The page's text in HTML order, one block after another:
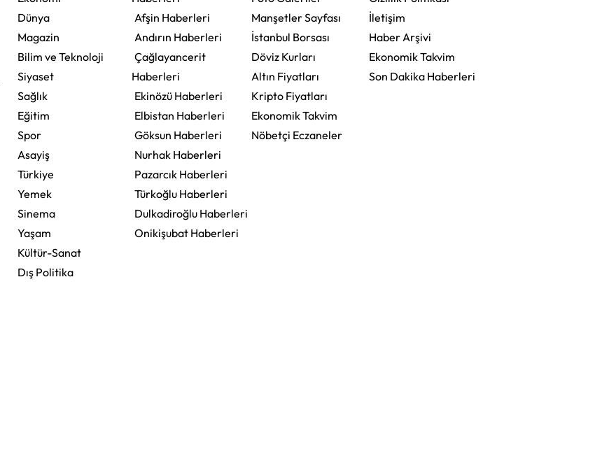
Dünya
Magazin
Bilim ve Teknoloji
Siyaset
Sağlık
Eğitim
Spor
Asayiş
Türkiye
Yemek
Sinema
Yaşam
Kültür-Sanat
Dış Politika
Afşin Haberleri
Andırın Haberleri
Çağlayancerit
Haberleri
Ekinözü Haberleri
Elbistan Haberleri
Göksun Haberleri
Nurhak Haberleri
Pazarcık Haberleri
Türkoğlu Haberleri
Dulkadiroğlu Haberleri
Onikişubat Haberleri
Manşetler Sayfası
İstanbul Borsası
Döviz Kurları
Altın Fiyatları
Kripto Fiyatları
Ekonomik Takvim
Nöbetçi Eczaneler
İletişim
Haber Arşivi
Ekonomik Takvim
Son Dakika Haberleri